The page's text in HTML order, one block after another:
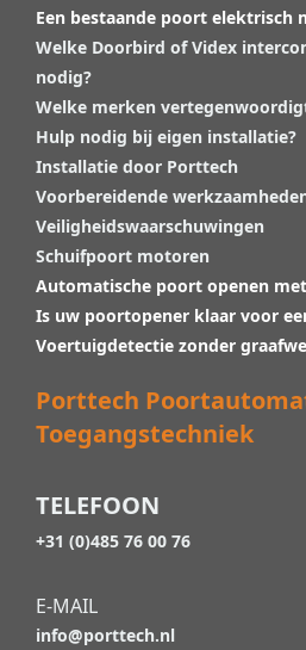
Een bestaande poort elektrisch
Welke Doorbird of Videx
nodig?
Welke merken
Hulp nodig bij eigen installatie?
Installatie door Porttech
Voorbereidende
Veiligheidswaarschuwingen
Schuifpoort motoren
Automatische poort openen
Is uw poortopener klaar voor
Voertuigdetectie zonder
Porttech
Toegangstechniek
TELEFOON
+31 (0)485 76 00 76
E-MAIL
info@porttech.nl